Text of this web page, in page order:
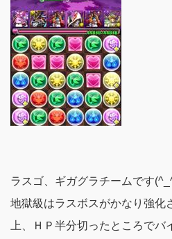
ラスゴ、ギガグラチームです
地獄級はラスボスがかなり強化
上、ＨＰ半分切ったところで